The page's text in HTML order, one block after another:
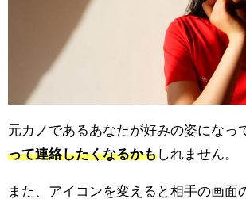
元カノであるあなたが好みの姿になっ
って連絡したくなるかもしれません。
また、アイコンを変えると相手の画面